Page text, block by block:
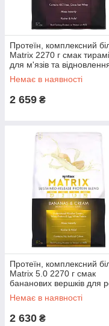
Протеїн, комплексний
Matrix 2270 г смак
для м'язів та
Syntrax Matrix 5.0 - 2270g
Tiramisu Macchiato
Немає в наявності
2 659 ₴
Протеїн, комплексний
Matrix 5.0 2270 г смак
бананових вершків для
та відновлення м'язів
Matrix 5.0
Немає в наявності
2 630 ₴